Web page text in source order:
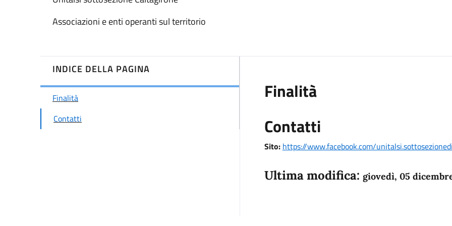
Associazioni e enti operanti sul territorio
INDICE DELLA PAGINA
Finalità
Contatti
Finalità
Contatti
Sito: https://www.facebook.com/
Ultima modifica: giovedì, 05